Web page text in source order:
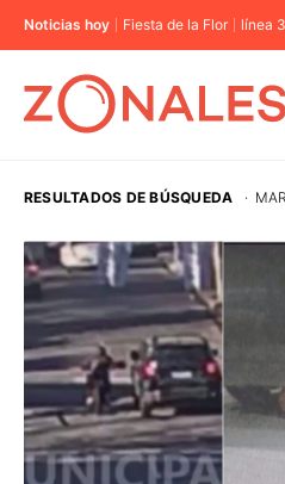
Noticias hoy Fiesta de la Flor línea
CABA
BUENOS AIRES
PROVINCIAS
ELECCIONES 2023
RESULTADOS DE BÚSQUEDA ·